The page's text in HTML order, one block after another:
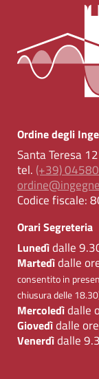
Ordine degli
Santa Teresa
tel. (+39)
Codice fiscale:
Orari Segreteria
Lunedìdalle
Martedìdalle
consentito in
chiusura delle
Mercoledìdalle
Giovedìdalle
Venerdìdalle